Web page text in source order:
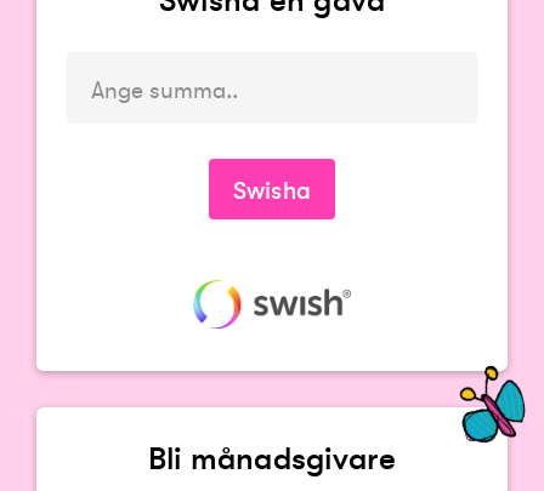
Swisha
Bli månadsgivare